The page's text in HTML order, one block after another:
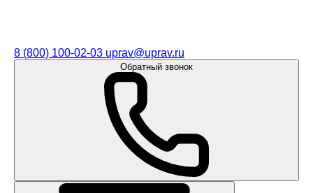
8 (800) 100-02-03 uprav@uprav.ru
Обратный звонок